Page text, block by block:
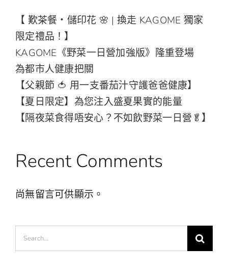
【 歎茶餐・儲印花 🌸 | 換走 KAGOME 獨家
限定禮品！】
KAGOME《野菜一日營加強版》隆重登場
為都市人健康把關
【父親節 🍅 用一支番茄汁守護爸爸健康】
【夏日限定】為您注入盛夏果實的能量
【隔夜菜食得唔安心？不如飲野菜一日營🥬】
Recent Comments
尚無留言可供顯示。
Search
for: